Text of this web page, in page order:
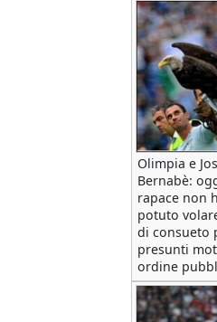
Olimpia e
Bernabè:
rapace non
potuto
di consueto
presunti
ordine